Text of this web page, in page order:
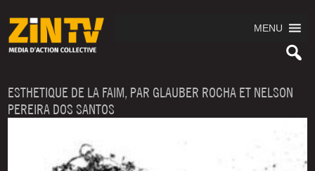
MENU
ESTHETIQUE DE LA FAIM, PAR GLAUBER ROCHA ET NELSON
PEREIRA DOS SANTOS